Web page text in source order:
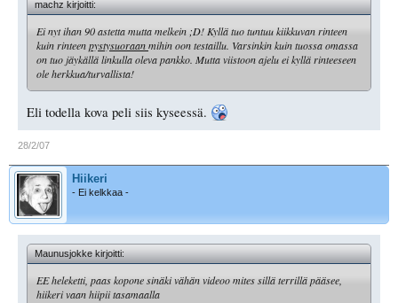
machz kirjoitti:
Ei nyt ihan 90 astetta mutta melkein ;D! Kyllä tuo tuntuu kiikkuvan rinteen
kuin rinteenpystysuoraanmihin oon testaillu. Varsinkin kuin tuossa omassa
on tuo jäykällä linkulla oleva pankko. Mutta viistoon ajelu ei kyllä rinteeseen
ole herkkua/turvallista!
Eli todella kova peli siis kyseessä.
28/2/07
Hiikeri
- Ei kelkkaa -
Maunusjokke kirjoitti:
EE heleketti, paas kopone sinäki vähän videoo mites sillä terrillä pääsee,
hiikeri vaan hiipii tasamaalla